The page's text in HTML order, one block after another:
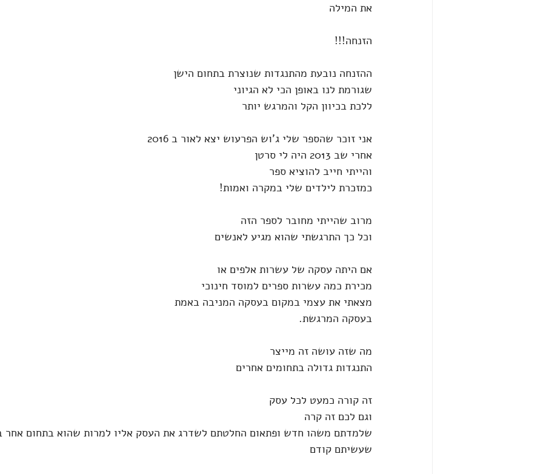
את המילה
הזנחה!!!
ההזנחה נובעת מהתנגדות שנוצרת בתחום הישן
שגורמת לנו באופן הכי לא הגיוני
ללכת בכיוון הקל והמרגש יותר
אני זוכר שהספר שלי ג'וש הפרעוש יצא לאור ב 2016
אחרי שב 2013 היה לי סרטן
והייתי חייב להוציא ספר
כמזכרת לילדים שלי במקרה ואמות!
מרוב שהייתי מחובר לספר הזה
וכל כך התרגשתי שהוא מגיע לאנשים
אם היתה עסקה של עשרות אלפים או
מכירת כמה עשרות ספרים למוסד חינוכי
מצאתי את עצמי במקום בעסקה המניבה באמת
בעסקה המרגשת.
מה שזה עושה זה מייצר
התנגדות גדולה בתחומים אחרים
זה קורה כמעט לכל עסק
וגם לכם זה קרה
שלמדתם משהו חדש ופתאום החלטתם לשדרג את העסק אליו למרות שהוא בתחום אחר
שעשיתם קודם